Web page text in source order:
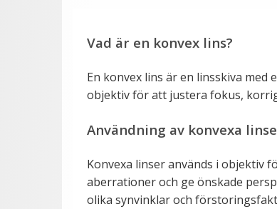
Vad är en konvex lins?
En konvex lins är en linsskiva
objektiv för att justera fokus,
Användning av konvexa
Konvexa linser används i objektiv
aberrationer och ge önskade
olika synvinklar och